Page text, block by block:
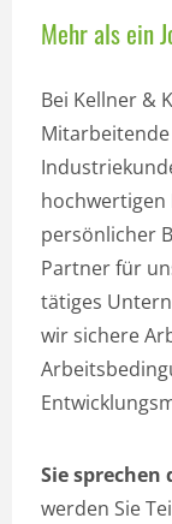
Mehr als ein
Bei Kellner &
hochwertigen
persönlicher
Partner für
tätiges
wir sichere
Sie sprechen
werden Sie